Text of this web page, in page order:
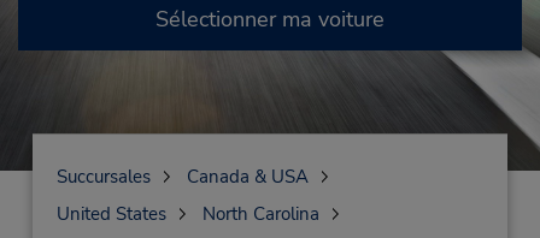
Sélectionner ma voiture
Succursales
Canada & USA
United States
North Carolina